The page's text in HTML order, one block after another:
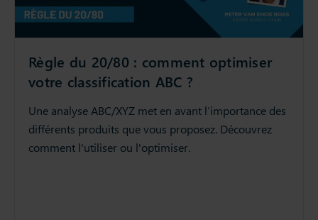
Règle du 20/80 : comment optimiser
votre classification ABC ?
Une analyse ABC/XYZ met en avant l’importance des
différents produits que vous proposez. Découvrez
comment l'utiliser ou l'optimiser.